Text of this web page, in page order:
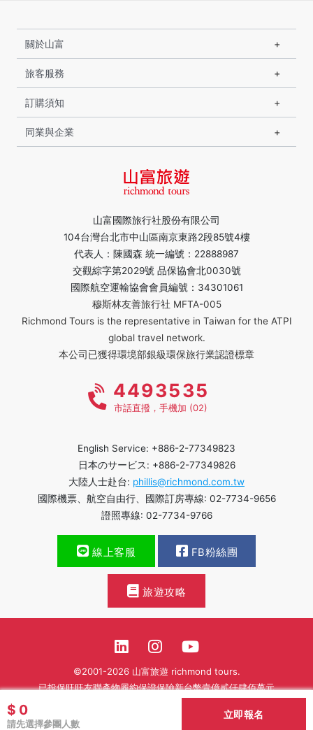
$ 0
請先選擇參團人數
立即報名
山富國際旅行社股份有限公司
104台灣台北市中山區南京東路2段85號4樓
代表人：陳國森 統一編號：22888987
交觀綜字第2029號 品保協會北0030號
國際航空運輸協會會員編號：34301061
穆斯林友善旅行社 MFTA-005
Richmond Tours is the representative in Taiwan for the ATPI
global travel network.
本公司已獲得環境部銀級環保旅行業認證標章
關於山富
旅客服務
訂購須知
同業與企業
4493535
市話直撥，手機加 (02)
English Service: +886-2-77349823
日本のサービス: +886-2-77349826
大陸人士赴台: phillis@richmond.com.tw
國際機票、航空自由行、國際訂房專線: 02-7734-9656
證照專線: 02-7734-9766
線上客服 FB粉絲團
旅遊攻略
©2001-2026 山富旅遊 richmond tours.
已投保旺旺友聯產物履約保證保險新台幣壹億貳仟肆佰萬元